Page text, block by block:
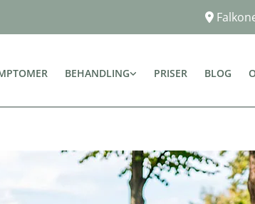

BEHANDLING PRISER BLOG